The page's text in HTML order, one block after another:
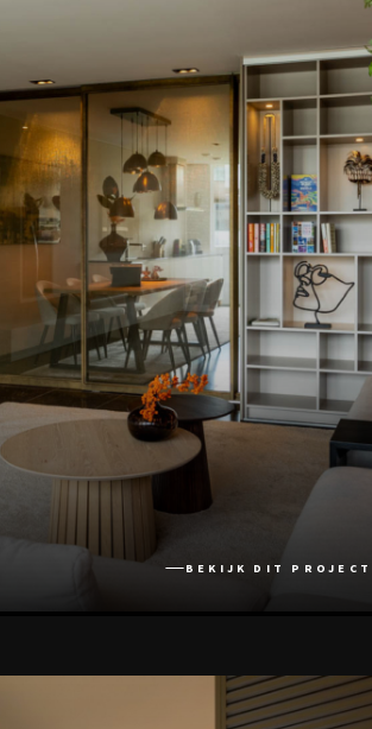
BEKIJK DIT PROJECT